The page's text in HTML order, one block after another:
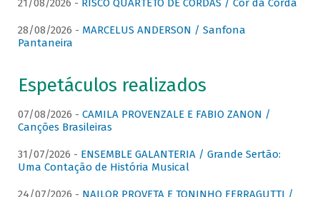
21/08/2026 - RISCO QUARTETO DE CORDAS / Cor da Corda
28/08/2026 - MARCELUS ANDERSON / Sanfona
Pantaneira
Espetáculos realizados
07/08/2026 - CAMILA PROVENZALE E FABIO ZANON /
Canções Brasileiras
31/07/2026 - ENSEMBLE GALANTERIA / Grande Sertão:
Uma Contação de História Musical